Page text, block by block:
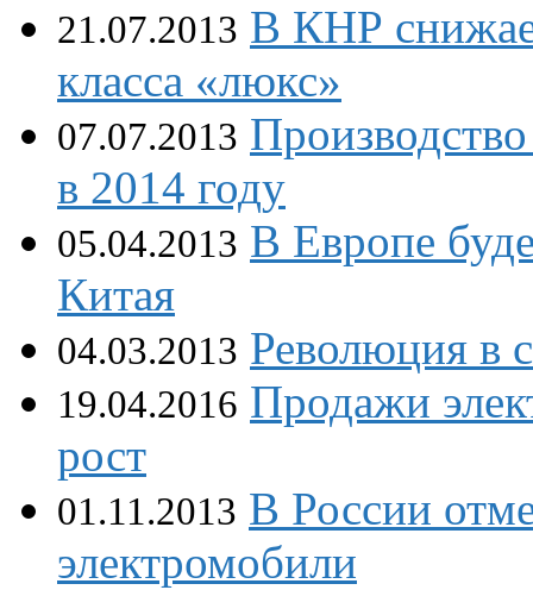
21.07.2013 В КНР
класса «люкс»
07.07.2013
в 2014 году
05.04.2013 В Европе
Китая
04.03.2013 Революция в
19.04.2016 Продажи
рост
01.11.2013 В России
электромобили